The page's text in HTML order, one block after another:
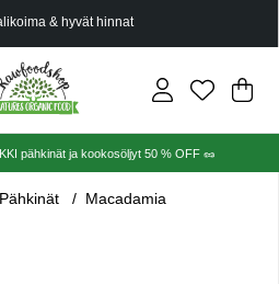
.
pähkinät ja kookosöljyt 50 % OFF 🥜
Pähkinät Macadamia